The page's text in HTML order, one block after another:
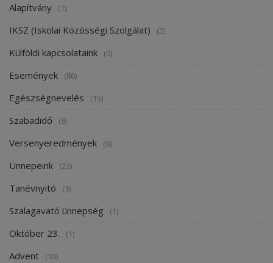
Alapítvány (1)
IKSZ (Iskolai Közösségi Szolgálat) (2)
Külföldi kapcsolataink (0)
Események (86)
Egészségnevelés (15)
Szabadidő (8)
Versenyeredmények (6)
Ünnepeink (23)
Tanévnyitó (1)
Szalagavató ünnepség (1)
Október 23. (1)
Advent (10)